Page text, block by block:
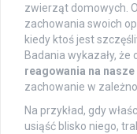
zwierząt domowych.
zachowania swoich
kiedy ktoś jest
Badania wykazały,
reagowania na
zachowanie w
Na przykład, gdy
usiąść blisko niego,